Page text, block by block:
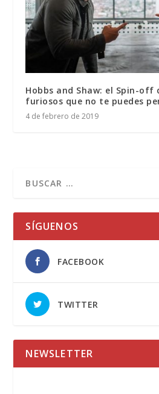
Hobbs and Shaw: el Spin-off
furiosos que no te puedes
4 de febrero de 2019
SÍGUENOS
FACEBOOK
TWITTER
NEWSLETTER